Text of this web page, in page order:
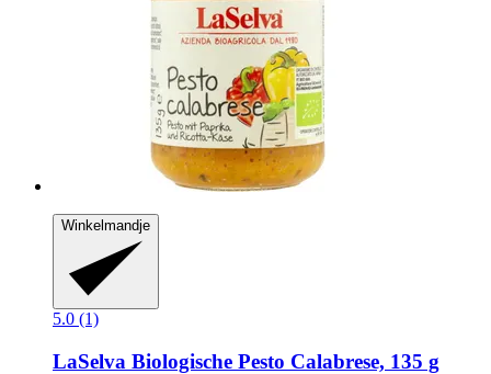
Winkelmandje
5.0 (1)
LaSelva Biologische Pesto Calabrese, 135 g